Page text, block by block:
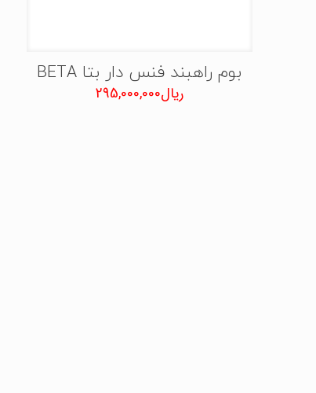
بوم راهبند فنس دار بتا BETA
ریال295,000,000